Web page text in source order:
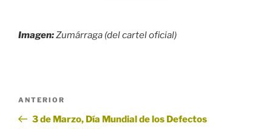
Imagen:Zumárraga (del cartel oficial)
Entrada
anterior:
ANTERIOR
3 de Marzo, Día Mundial de los Defectos